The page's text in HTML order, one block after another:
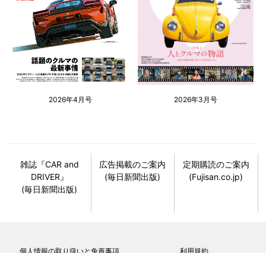
2026年4月号 2026年3月号
雑誌『CAR and
DRIVER』
(毎日新聞出版)
広告掲載のご案内
(毎日新聞出版)
定期購読のご案内
(Fujisan.co.jp)
個人情報の取り扱いと免責事項 利用規約